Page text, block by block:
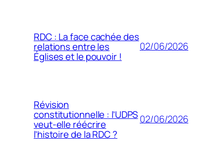
RDC : La face cachée des
relations entre les
Églises et le pouvoir !
02/06/2026
Révision
constitutionnelle : l’UDPS
veut-elle réécrire
l’histoire de la RDC ?
02/06/2026